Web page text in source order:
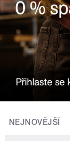
NEJNOVĚJŠÍ